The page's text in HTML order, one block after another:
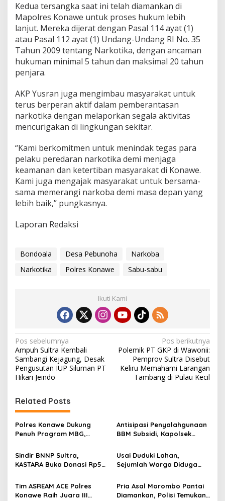
Kedua tersangka saat ini telah diamankan di
Mapolres Konawe untuk proses hukum lebih
lanjut. Mereka dijerat dengan Pasal 114 ayat (1)
atau Pasal 112 ayat (1) Undang-Undang RI No. 35
Tahun 2009 tentang Narkotika, dengan ancaman
hukuman minimal 5 tahun dan maksimal 20 tahun
penjara.
AKP Yusran juga mengimbau masyarakat untuk
terus berperan aktif dalam pemberantasan
narkotika dengan melaporkan segala aktivitas
mencurigakan di lingkungan sekitar.
“Kami berkomitmen untuk menindak tegas para
pelaku peredaran narkotika demi menjaga
keamanan dan ketertiban masyarakat di Konawe.
Kami juga mengajak masyarakat untuk bersama-
sama memerangi narkoba demi masa depan yang
lebih baik,” pungkasnya.
Laporan Redaksi
Bondoala Desa Pebunoha
Narkoba
Narkotika
Polres Konawe Sabu-sabu
Ikuti Kami
N
a
v
g
a
s
p
o
s
Pos sebelumnya
Ampuh Sultra Kembali
Sambangi Kejagung, Desak
Pengusutan IUP Siluman PT
Hikari Jeindo
Pos berikutnya
Polemik PT GKP di Wawonii:
Pemprov Sultra Disebut
Keliru Memahami Larangan
Tambang di Pulau Kecil
Related Posts
Polres Konawe Dukung
Penuh Program MBG,
Sasaran dan Sesuai Aturan
Antisipasi Penyalahgunaan
BBM Subsidi, Kapolsek
Pengisian di SPBU
Sindir BNNP Sultra,
KASTARA Buka Donasi Rp50
Independen
Usai Duduki Lahan,
Sejumlah Warga Diduga
Turun Tangan
Tim ASREAM ACE Polres
Konawe Raih Juara III
Pria Asal Morombo Pantai
Diamankan, Polisi Temukan